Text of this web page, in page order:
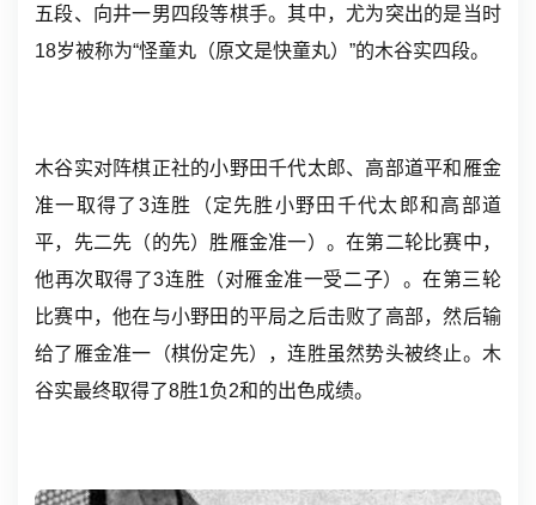
五段、向井一男四段等棋手。其中，尤为突出的是当时
18岁被称为“怪童丸（原文是快童丸）”的木谷实四段。
木谷实对阵棋正社的小野田千代太郎、高部道平和雁金
准一取得了3连胜（定先胜小野田千代太郎和高部道
平，先二先（的先）胜雁金准一）。在第二轮比赛中，
他再次取得了3连胜（对雁金准一受二子）。在第三轮
比赛中，他在与小野田的平局之后击败了高部，然后输
给了雁金准一（棋份定先），连胜虽然势头被终止。木
谷实最终取得了8胜1负2和的出色成绩。